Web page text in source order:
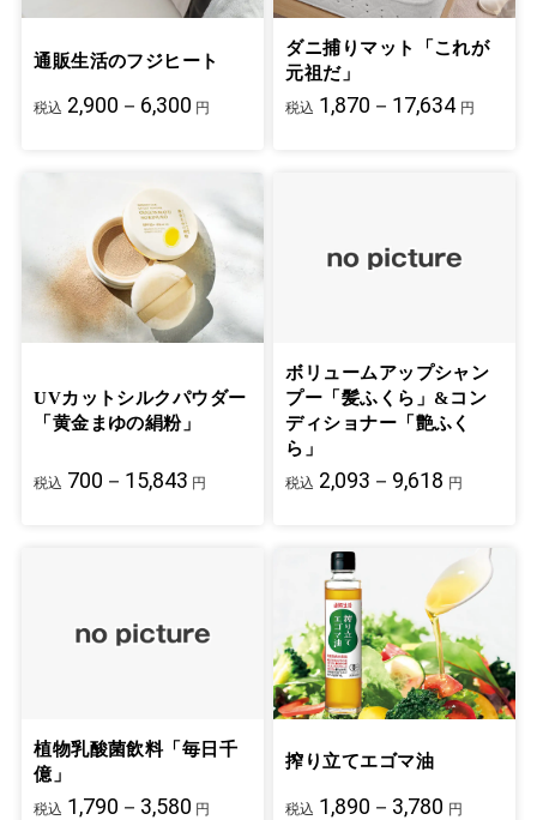
通販生活のフジヒート
税込 2,900－6,300 円
ダニ捕りマット「これが
元祖だ」
税込 1,870－17,634 円
UVカットシルクパウダー
「黄金まゆの絹粉」
税込 700－15,843 円
ボリュームアップシャン
プー「髪ふくら」&コン
ディショナー「艶ふく
ら」
税込 2,093－9,618 円
植物乳酸菌飲料「毎日千
億」
税込 1,790－3,580 円
搾り立てエゴマ油
税込 1,890－3,780 円